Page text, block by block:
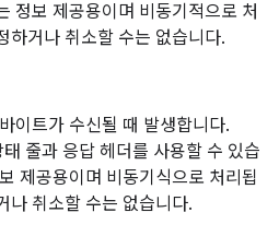
정보 제공용이며 비동기적으로 처
하거나 취소할 수는 없습니다.
이트가 수신될 때 발생합니다.
줄과 응답 헤더를 사용할 수 있습
제공용이며 비동기식으로 처리됩
나 취소할 수는 없습니다.